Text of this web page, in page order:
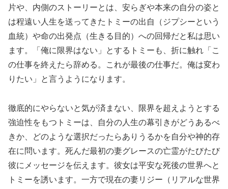
片や、内側のストーリーとは、安らぎや本来の自分の姿と
は程遠い人生を送ってきたトミーの出自（ジプシーという
血統）や命の出発点（生きる目的）への回帰だと私は思い
ます。「俺に限界はない」とするトミーも、折に触れ「こ
の仕事を終えたら辞める。これが最後の仕事だ。俺は変わ
りたい」と言うようになります。
徹底的にやらないと気が済まない、限界を超えようとする
強迫性をもつトミーは、自分の人生の幕引きがどうあるべ
きか、どのような選択だったらありうるかを自分や神的存
在に問います。死んだ最初の妻グレースの亡霊がたびたび
彼にメッセージを伝えます。彼女は平安な死後の世界へと
トミーを誘います。一方で現在の妻リジー（リアルな世界